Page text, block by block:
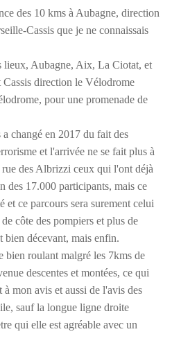
des 10 kms à Aubagne, direction
Cassis que je ne connaissais
lieux, Aubagne, Aix, La Ciotat, et
direction le Vélodrome
pour une promenade de
changé en 2017 du fait des
et l'arrivée ne se fait plus à
des Albrizzi ceux qui l'ont déjà
des 17.000 participants, mais ce
et ce parcours sera surement celui
côte des pompiers et plus de
bien décevant, mais enfin.
bien roulant malgré les 7kms de
descentes et montées, ce qui
mon avis et aussi de l'avis des
sauf la longue ligne droite
qui elle est agréable avec un